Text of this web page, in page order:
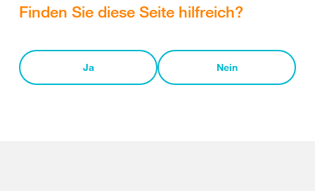
Finden Sie diese Seite hilfreich?
Ja Nein